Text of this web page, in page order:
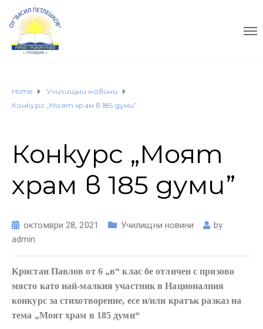
Home
Училищни новини
Конкурс „Моят храм в 185 думи”
Конкурс „Моят
храм в 185 думи”
октомври 28, 2021 Училищни новини
by
admin
Кристан Павлов от 6 „в“ клас бе отличен с призово
място като най-малкия участник в Националния
конкурс за стихотворение, есе и/или кратък разказ на
тема „Моят храм в 185 думи“